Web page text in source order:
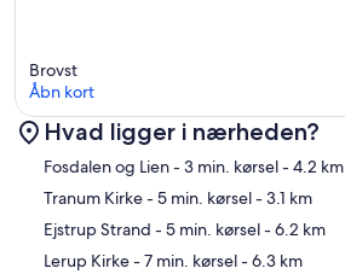
Kort
Brovst
Åbn kort
Hvad ligger i nærheden?
Fosdalen og Lien- 3 min. kørsel- 4.2 km
Tranum Kirke- 5 min. kørsel- 3.1 km
Ejstrup Strand - 5 min. kørsel- 6.2 km
Lerup Kirke- 7 min. kørsel- 6.3 km